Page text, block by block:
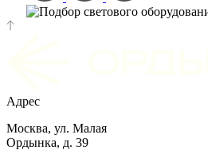
Адрес
Москва, ул. Малая
Ордынка, д. 39